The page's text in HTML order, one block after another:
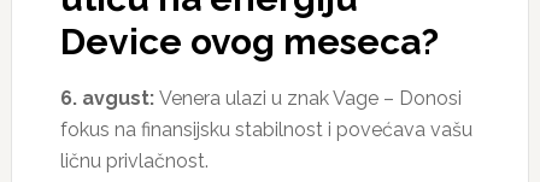
Device ovog meseca?
6. avgust:Venera ulazi u znak Vage – Donosi
fokus na finansijsku stabilnost i povećava vašu
ličnu privlačnost.